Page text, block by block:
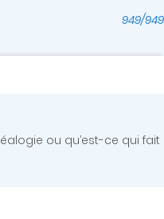
949/949
ou qu’est-ce qui